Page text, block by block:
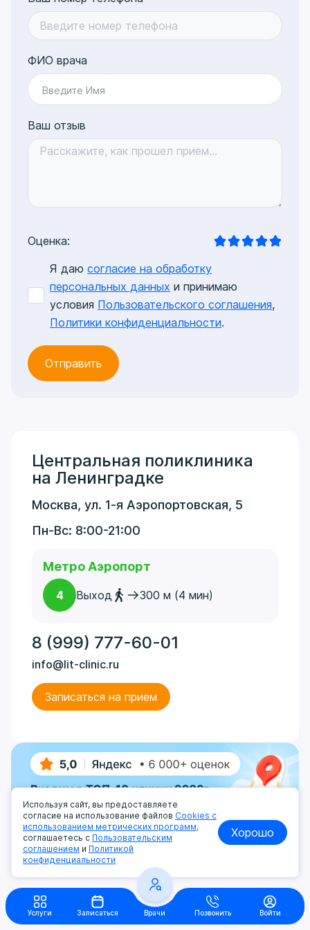
Недостатков нет.
Автор отзыва: +7 916 25XXXXX
ФИО врача
Введите Имя
Оценка:
Ваш отзыв
Я даю согласие на обработку
персональных данных и принимаю
условия Пользовательского соглашения,
Политики конфиденциальности.
Центральная поликлиника
на Ленинградке
Москва, ул. 1-я Аэропортовская, 5
Пн-Вс: 8:00-21:00
Метро Аэропорт
4 Выход 300 м (4 мин)
8 (999) 777-60-01
info@lit-clinic.ru
Записаться на прием
Услуги Записаться Врачи Позвонить Войти
Используя сайт, вы предоставляете
согласие на использование файлов Cookies с
использованием метрических программ,
соглашаетесь с Пользовательским
соглашением и Политикой
конфиденциальности
Хорошо